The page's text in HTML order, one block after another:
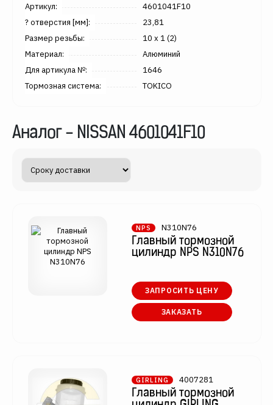
артикул:
4601041F10
? отверстия [мм]:
23,81
размер резьбы:
10 x 1 (2)
материал:
Алюминий
для артикула №:
1646
тормозная система:
TOKICO
Аналог - NISSAN 4601041F10
NPS N310N76
Главный тормозной
цилиндр NPS N310N76
ЗАПРОСИТЬ ЦЕНУ
ЗАКАЗАТЬ
GIRLING 4007281
Главный тормозной